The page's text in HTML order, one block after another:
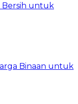
Bersih untuk
Binaan untuk